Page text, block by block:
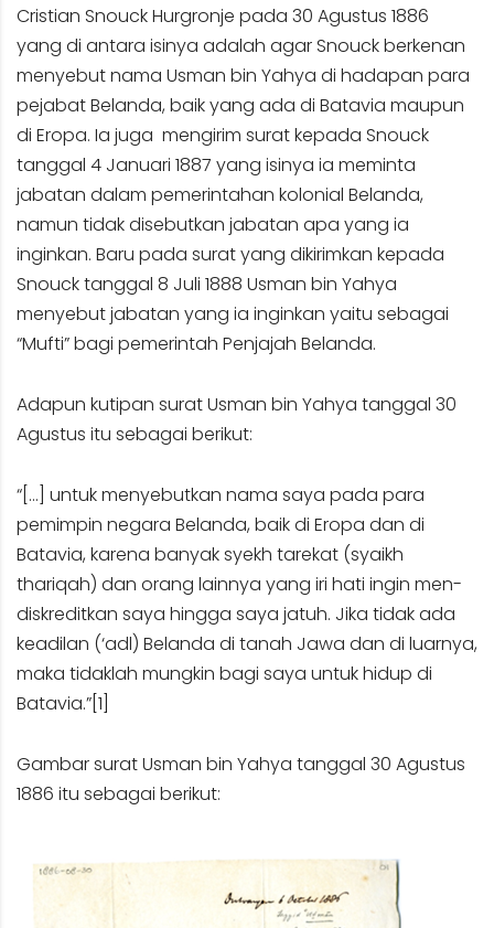
Cristian Snouck Hurgronje pada 30 Agustus 1886
yang di antara isinya adalah agar Snouck berkenan
menyebut nama Usman bin Yahya di hadapan para
pejabat Belanda, baik yang ada di Batavia maupun
di Eropa. Ia juga mengirim surat kepada Snouck
tanggal 4 Januari 1887 yang isinya ia meminta
jabatan dalam pemerintahan kolonial Belanda,
namun tidak disebutkan jabatan apa yang ia
inginkan. Baru pada surat yang dikirimkan kepada
Snouck tanggal 8 Juli 1888 Usman bin Yahya
menyebut jabatan yang ia inginkan yaitu sebagai
“Mufti” bagi pemerintah Penjajah Belanda.
Adapun kutipan surat Usman bin Yahya tanggal 30
Agustus itu sebagai berikut:
“[…] untuk menyebutkan nama saya pada para
pemimpin negara Belanda, baik di Eropa dan di
Batavia, karena banyak syekh tarekat (syaikh
thariqah) dan orang lainnya yang iri hati ingin men-
diskreditkan saya hingga saya jatuh. Jika tidak ada
keadilan (‘adl) Belanda di tanah Jawa dan di luarnya,
maka tidaklah mungkin bagi saya untuk hidup di
Batavia.” [1]
Gambar surat Usman bin Yahya tanggal 30 Agustus
1886 itu sebagai berikut: